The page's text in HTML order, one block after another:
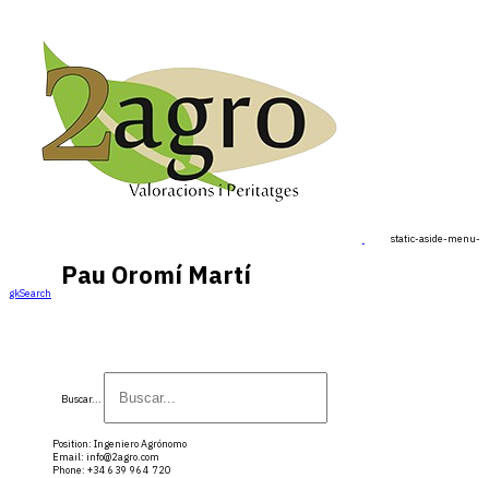
static-aside-menu-
gkSearch
Buscar...
Pau Oromí Martí
Position: Ingeniero Agrónomo
Email: info@2agro.com
Phone: +34 639 964 720